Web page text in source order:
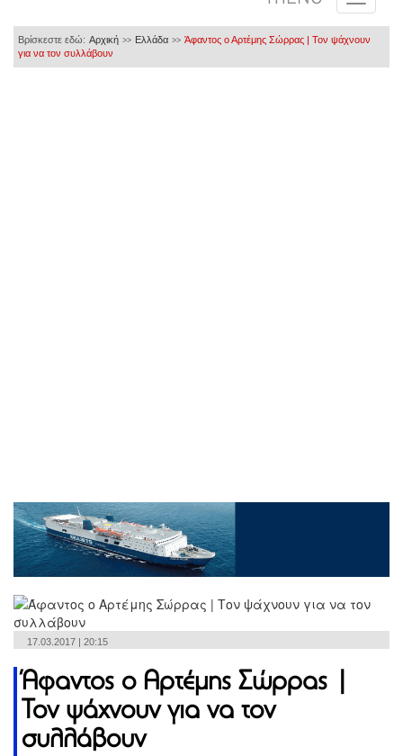
Βρίσκεστε εδώ: Αρχική >> Ελλάδα >> Άφαντος ο Αρτέμης Σώρρας | Τον ψάχνουν
για να τον συλλάβουν
17.03.2017 | 20:15
Άφαντος ο Αρτέμης Σώρρας |
Τον ψάχνουν για να τον
συλλάβουν